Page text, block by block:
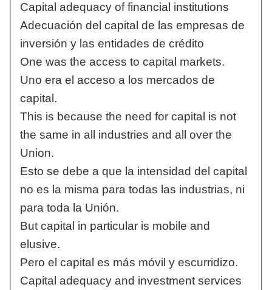
Capital adequacy of financial institutions
Adecuación del capital de las empresas de
inversión y las entidades de crédito
One was the access to capital markets.
Uno era el acceso a los mercados de
capital.
This is because the need for capital is not
the same in all industries and all over the
Union.
Esto se debe a que la intensidad del capital
no es la misma para todas las industrias, ni
para toda la Unión.
But capital in particular is mobile and
elusive.
Pero el capital es más móvil y escurridizo.
Capital adequacy and investment services